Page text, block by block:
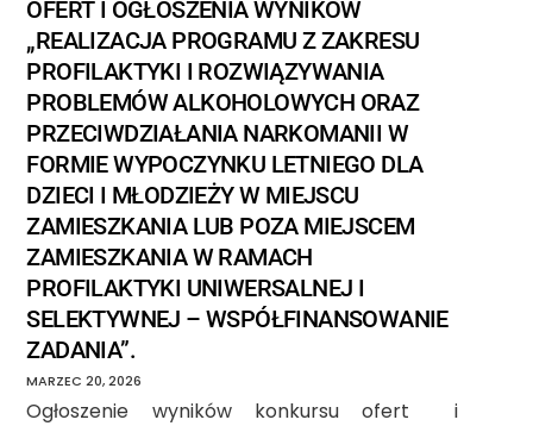
OFERT I OGŁOSZENIA WYNIKÓW
„REALIZACJA PROGRAMU Z ZAKRESU
PROFILAKTYKI I ROZWIĄZYWANIA
PROBLEMÓW ALKOHOLOWYCH ORAZ
PRZECIWDZIAŁANIA NARKOMANII W
FORMIE WYPOCZYNKU LETNIEGO DLA
DZIECI I MŁODZIEŻY W MIEJSCU
ZAMIESZKANIA LUB POZA MIEJSCEM
ZAMIESZKANIA W RAMACH
PROFILAKTYKI UNIWERSALNEJ I
SELEKTYWNEJ – WSPÓŁFINANSOWANIE
ZADANIA”.
MARZEC 20,2026
Ogłoszenie wyników konkursu ofert i